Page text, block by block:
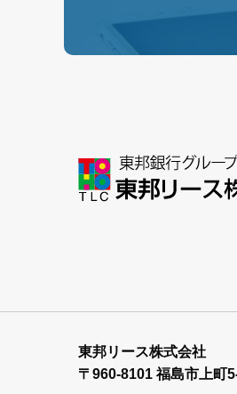
東邦リース株式会社
〒960-8101 福島市上町